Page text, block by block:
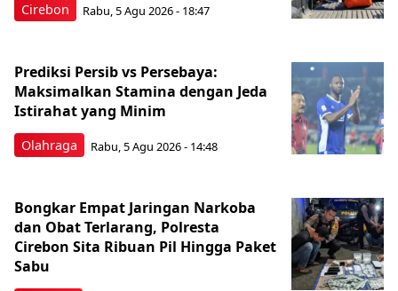
Cirebon Rabu, 5 Agu 2026 - 18:47
Olahraga
Prediksi Persib vs Persebaya:
Maksimalkan Stamina dengan Jeda
Istirahat yang Minim
Rabu, 5 Agu 2026 - 14:48
Bongkar Empat Jaringan Narkoba
dan Obat Terlarang, Polresta
Cirebon Sita Ribuan Pil Hingga Paket
Sabu